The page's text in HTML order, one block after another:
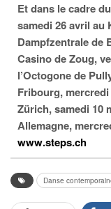
Et dans le cadre du
samedi 26 avril au
Dampfzentrale de
Casino de Zoug,
l’Octogone de
Fribourg,
Zürich, samedi 10
Allemagne,
www.steps.ch
Danse